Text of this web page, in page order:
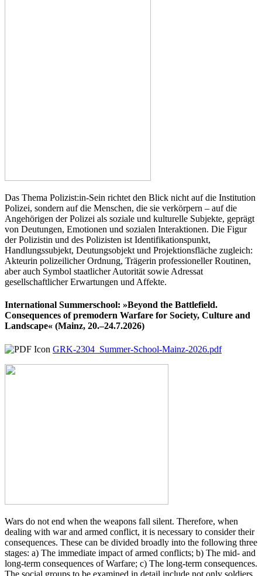
Das Thema Polizist:in-Sein richtet den Blick nicht auf die Institution
Polizei, sondern auf die Menschen, die sie verkörpern – auf die
Angehörigen der Polizei als soziale und kulturelle Subjekte, geprägt
von Deutungen, Emotionen und sozialen Interaktionen. Die Figur
der Polizistin und des Polizisten ist Identifikationspunkt,
Handlungssubjekt, Deutungsobjekt und Projektionsfläche zugleich:
Akteurin polizeilicher Ordnung, Trägerin professioneller Routinen,
aber auch Symbol staatlicher Autorität sowie Adressat
gesellschaftlicher Erwartungen und Affekte.
International Summerschool: »Beyond the Battlefield.
Consequences of premodern Warfare for Society, Culture and
Landscape« (Mainz, 20.–24.7.2026)
GRK-2304_Summer-School-Mainz-2026.pdf
Wars do not end when the weapons fall silent. Therefore, when
dealing with war and armed conflict, it is necessary to consider their
consequences. These can be divided broadly into the following three
stages: a) The immediate impact of armed conflicts; b) The mid- and
long-term consequences of Warfare; c) The long-term consequences.
The social groups to be examined in detail include not only soldiers,